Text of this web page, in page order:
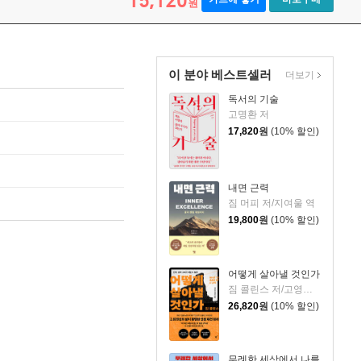
원
이 분야 베스트셀러
독서의 기술
고명환 저
17,820원 (10% 할인)
내면 근력
짐 머피 저/지여울 역
19,800원 (10% 할인)
어떻게 살아낼 것인가
26,820원 (10% 할인)
더보기